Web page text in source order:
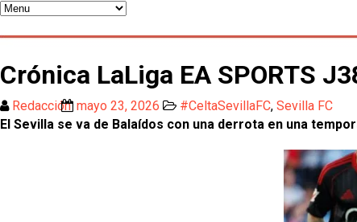
Crónica LaLiga EA SPORTS
Redacción mayo 23, 2026 #CeltaSevillaFC, Sevilla FC
El Sevilla se va de Balaídos con una derrota en una